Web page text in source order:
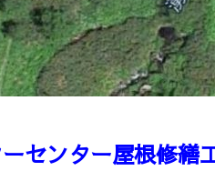
センター屋根修繕